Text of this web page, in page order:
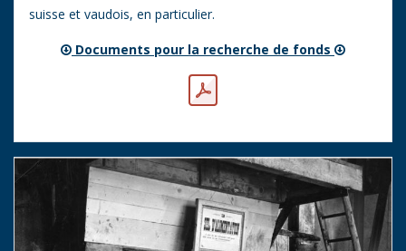
suisse et vaudois, en particulier.​
Documents pour la recherche de fonds